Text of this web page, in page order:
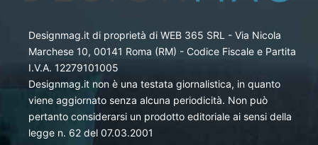
Designmag.it di proprietà di WEB 365 SRL - Via Nicola
Marchese 10, 00141 Roma (RM) - Codice Fiscale e Partita
I.V.A. 12279101005
Designmag.it non è una testata giornalistica, in quanto
viene aggiornato senza alcuna periodicità. Non può
pertanto considerarsi un prodotto editoriale ai sensi della
legge n. 62 del 07.03.2001